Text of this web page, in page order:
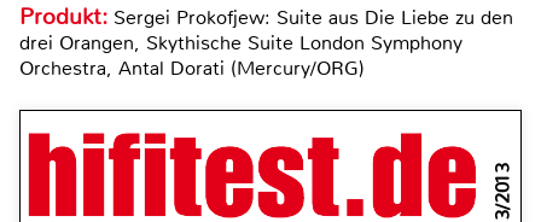
Produkt: Sergei Prokofjew: Suite aus Die Liebe zu den
drei Orangen, Skythische Suite London Symphony
Orchestra, Antal Dorati (Mercury/ORG)
3/2013